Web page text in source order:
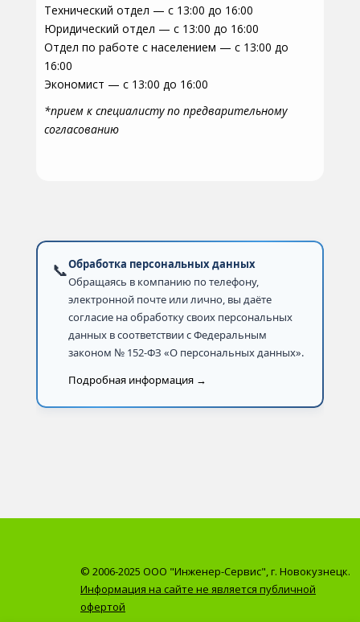
Технический отдел — с 13:00 до 16:00
Юридический отдел — с 13:00 до 16:00
Отдел по работе с населением — с 13:00 до
16:00
Экономист — с 13:00 до 16:00
*прием к специалисту по предварительному
согласованию
📞Обработка персональных данных
Обращаясь в компанию по телефону,
электронной почте или лично, вы даёте
согласие на обработку своих персональных
данных в соответствии с Федеральным
законом № 152-ФЗ «О персональных данных».
Подробная информация →
© 2006-2025 ООО "Инженер-Сервис", г. Новокузнецк.
Информация на сайте не является публичной
офертой